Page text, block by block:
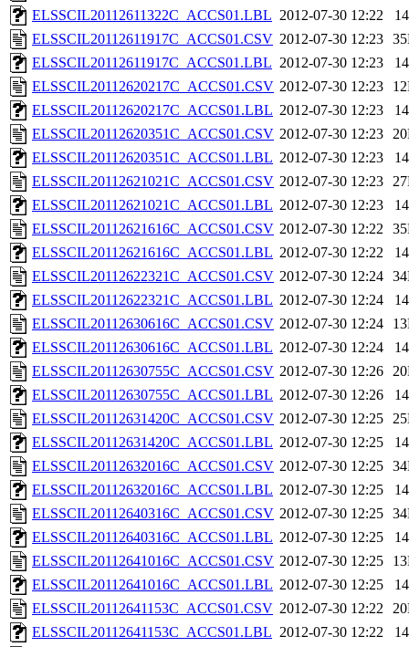
ELSSCIL20112611322C_ACCS01.LBL 2012-07-30 12:22
ELSSCIL20112611917C_ACCS01.CSV 2012-07-30 12:23
ELSSCIL20112611917C_ACCS01.LBL 2012-07-30 12:23
ELSSCIL20112620217C_ACCS01.CSV 2012-07-30 12:23
ELSSCIL20112620217C_ACCS01.LBL 2012-07-30 12:23
ELSSCIL20112620351C_ACCS01.CSV 2012-07-30 12:23
ELSSCIL20112620351C_ACCS01.LBL 2012-07-30 12:23
ELSSCIL20112621021C_ACCS01.CSV 2012-07-30 12:23
ELSSCIL20112621021C_ACCS01.LBL 2012-07-30 12:23
ELSSCIL20112621616C_ACCS01.CSV 2012-07-30 12:22
ELSSCIL20112621616C_ACCS01.LBL 2012-07-30 12:22
ELSSCIL20112622321C_ACCS01.CSV 2012-07-30 12:24
ELSSCIL20112622321C_ACCS01.LBL 2012-07-30 12:24
ELSSCIL20112630616C_ACCS01.CSV 2012-07-30 12:24
ELSSCIL20112630616C_ACCS01.LBL 2012-07-30 12:24
ELSSCIL20112630755C_ACCS01.CSV 2012-07-30 12:26
ELSSCIL20112630755C_ACCS01.LBL 2012-07-30 12:26
ELSSCIL20112631420C_ACCS01.CSV 2012-07-30 12:25
ELSSCIL20112631420C_ACCS01.LBL 2012-07-30 12:25
ELSSCIL20112632016C_ACCS01.CSV 2012-07-30 12:25
ELSSCIL20112632016C_ACCS01.LBL 2012-07-30 12:25
ELSSCIL20112640316C_ACCS01.CSV 2012-07-30 12:25
ELSSCIL20112640316C_ACCS01.LBL 2012-07-30 12:25
ELSSCIL20112641016C_ACCS01.CSV 2012-07-30 12:25
ELSSCIL20112641016C_ACCS01.LBL 2012-07-30 12:25
ELSSCIL20112641153C_ACCS01.CSV 2012-07-30 12:22
ELSSCIL20112641153C_ACCS01.LBL 2012-07-30 12:22